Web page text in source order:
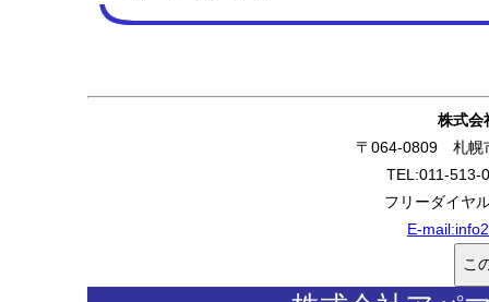
株式会
〒064-0809 札幌
TEL:011-
フリーダイヤ
E-mail: